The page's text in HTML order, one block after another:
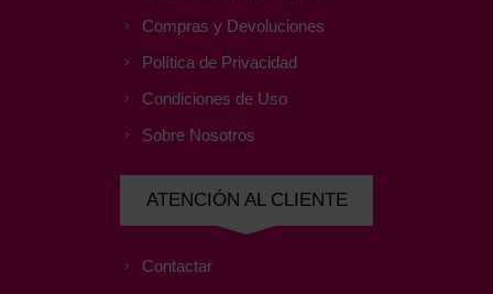
Compras y Devoluciones
Política de Privacidad
Condiciones de Uso
Sobre Nosotros
ATENCIÓN AL CLIENTE
Contactar